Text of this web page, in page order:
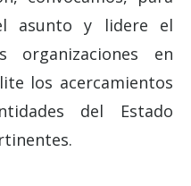
asunto y lidere el
organizaciones en
los acercamientos
del Estado